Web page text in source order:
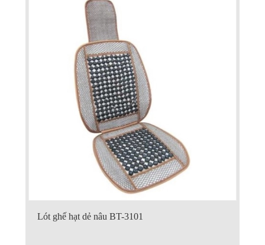
Lót ghế hạt dẻ nâu BT-3101